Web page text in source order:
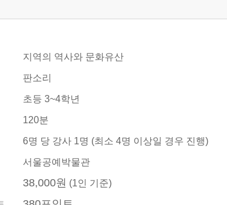
개별또래팀 소개
신청하기
회원약관
수업 내역 확인 방법
전화상담예약
기관/기업 견적 및 상담
지역의 역사와 문화유산
판소리
초등 3~4학년
120분
6명 당 강사 1명 (최소 4명 이상일 경우 진행)
서울공예박물관
38,000원 (1인 기준)